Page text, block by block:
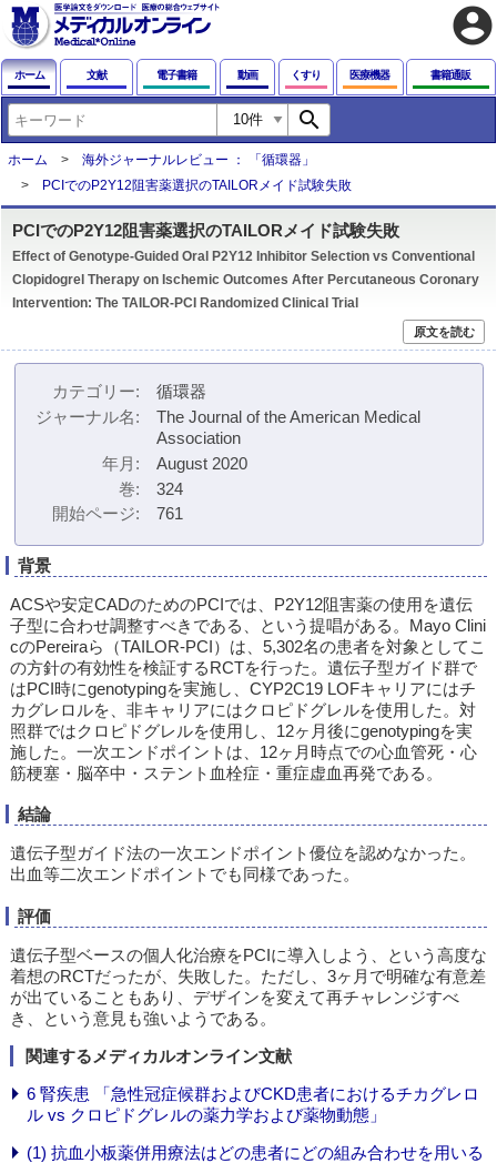
account_circle
ホーム 文献 電子書籍 動画 くすり 医療機器 書籍通販
search
ホーム
海外ジャーナルレビュー ： 「循環器」
PCIでのP2Y12阻害薬選択のTAILORメイド試験失敗
PCIでのP2Y12阻害薬選択のTAILORメイド試験失敗
Effect of Genotype-Guided Oral P2Y12 Inhibitor Selection vs Conventional
Clopidogrel Therapy on Ischemic Outcomes After Percutaneous Coronary
Intervention: The TAILOR-PCI Randomized Clinical Trial
原文を読む
カテゴリー
循環器
ジャーナル名
The Journal of the American Medical
Association
年月
August 2020
巻
324
開始ページ
761
背景
ACSや安定CADのためのPCIでは、P2Y12阻害薬の使用を遺伝
子型に合わせ調整すべきである、という提唱がある。Mayo Clini
cのPereiraら（TAILOR-PCI）は、5,302名の患者を対象としてこ
の方針の有効性を検証するRCTを行った。遺伝子型ガイド群で
はPCI時にgenotypingを実施し、CYP2C19 LOFキャリアにはチ
カグレロルを、非キャリアにはクロピドグレルを使用した。対
照群ではクロピドグレルを使用し、12ヶ月後にgenotypingを実
施した。一次エンドポイントは、12ヶ月時点での心血管死・心
筋梗塞・脳卒中・ステント血栓症・重症虚血再発である。
結論
遺伝子型ガイド法の一次エンドポイント優位を認めなかった。
出血等二次エンドポイントでも同様であった。
評価
遺伝子型ベースの個人化治療をPCIに導入しよう、という高度な
着想のRCTだったが、失敗した。ただし、3ヶ月で明確な有意差
が出ていることもあり、デザインを変えて再チャレンジすべ
き、という意見も強いようである。
関連するメディカルオンライン文献
6 腎疾患 「急性冠症候群およびCKD患者におけるチカグレロ
ル vs クロピドグレルの薬力学および薬物動態」
(1) 抗血小板薬併用療法はどの患者にどの組み合わせを用いる